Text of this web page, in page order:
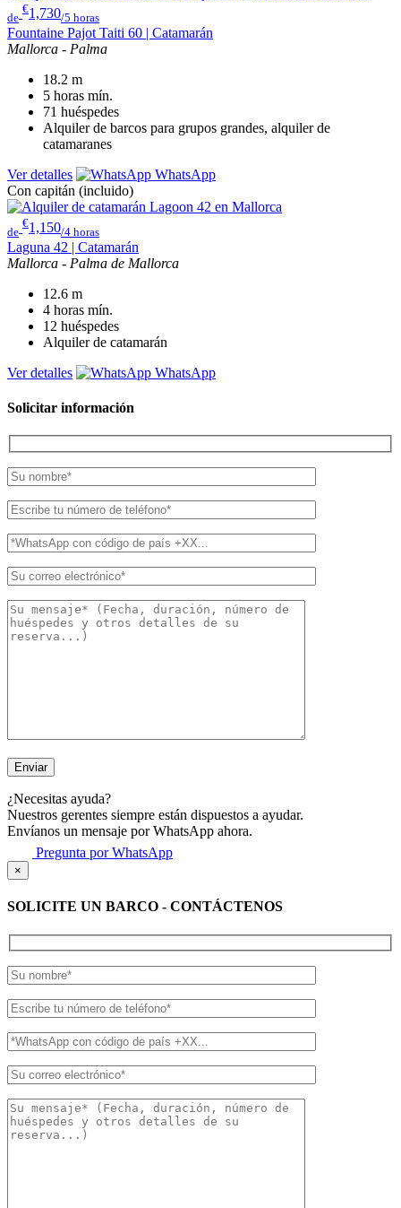
de
€1,730/5 horas
Fountaine Pajot Taiti 60 | Catamarán
Mallorca - Palma
18.2 m
5 horas mín.
71 huéspedes
Alquiler de barcos para grupos grandes, alquiler de
catamaranes
Ver detalles
WhatsApp
Con capitán (incluido)
de
€1,150/4 horas
Laguna 42 | Catamarán
Mallorca - Palma de Mallorca
12.6 m
4 horas mín.
12 huéspedes
Alquiler de catamarán
Ver detalles
WhatsApp
Solicitar información
¿Necesitas ayuda?
Nuestros gerentes siempre están dispuestos a ayudar.
Envíanos un mensaje por WhatsApp ahora.
Pregunta por WhatsApp
×
SOLICITE UN BARCO - CONTÁCTENOS